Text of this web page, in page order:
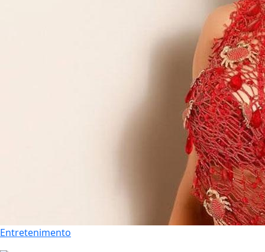
Entretenimento